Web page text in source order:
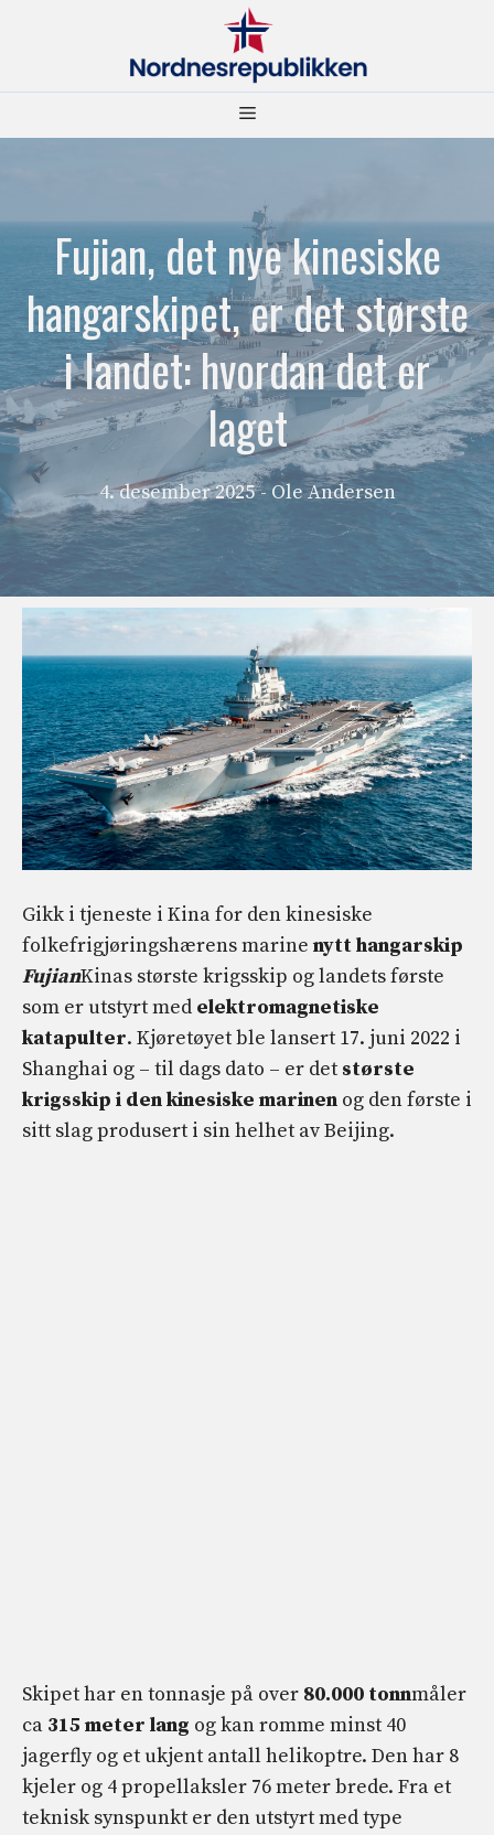
Meny
Fujian, det nye kinesiske
hangarskipet, er det største
i landet: hvordan det er
laget
4. desember 2025 - Ole Andersen
Gikk i tjeneste i Kina for den kinesiske
folkefrigjøringshærens marine nytt hangarskip
FujianKinas største krigsskip og landets første
som er utstyrt med elektromagnetiske
katapulter. Kjøretøyet ble lansert 17. juni 2022 i
Shanghai og – til dags dato – er det største
krigsskip i den kinesiske marinen og den første i
sitt slag produsert i sin helhet av Beijing.
Skipet har en tonnasje på over 80.000 tonnmåler
ca 315 meter lang og kan romme minst 40
jagerfly og et ukjent antall helikoptre. Den har 8
kjeler og 4 propellaksler 76 meter brede. Fra et
teknisk synspunkt er den utstyrt med type